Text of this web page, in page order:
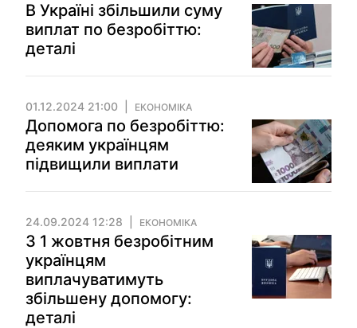
В Україні збільшили суму
виплат по безробіттю:
деталі
01.12.2024 21:00 ЕКОНОМІКА
Допомога по безробіттю:
деяким українцям
підвищили виплати
24.09.2024 12:28 ЕКОНОМІКА
З 1 жовтня безробітним
українцям
виплачуватимуть
збільшену допомогу:
деталі